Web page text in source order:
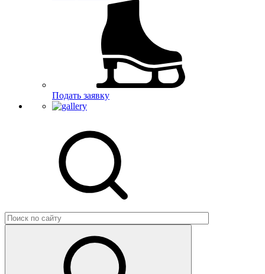
Подать заявку